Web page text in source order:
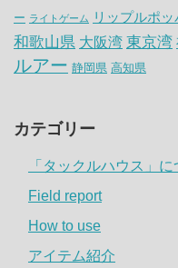
ー ライトゲーム リップルポッ
和歌山県 大阪湾 東京湾
ルアー 静岡県 高知県
カテゴリー
「タックルハウス」に
Field report
How to use
アイテム紹介